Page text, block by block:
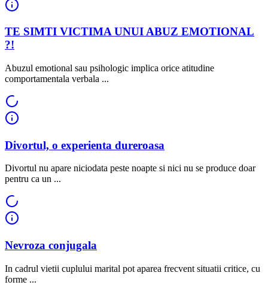
TE SIMTI VICTIMA UNUI ABUZ EMOTIONAL
?!
Abuzul emotional sau psihologic implica orice atitudine
comportamentala verbala ...
Divortul, o experienta dureroasa
Divortul nu apare niciodata peste noapte si nici nu se produce doar
pentru ca un ...
Nevroza conjugala
In cadrul vietii cuplului marital pot aparea frecvent situatii critice, cu
forme ...